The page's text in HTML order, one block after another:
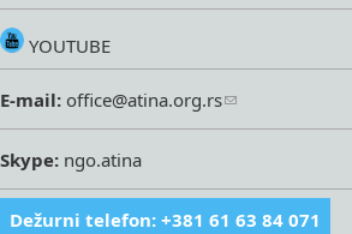
YOUTUBE
E-mail: office@atina.org.rs
Skype: ngo.atina
Dežurni telefon: +381 61 63 84 071